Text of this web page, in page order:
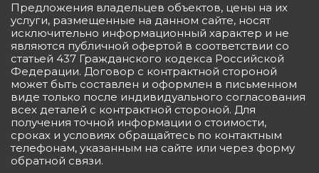
Предложения владельцев объектов, цены на их
услуги, размещенные на данном сайте, носят
исключительно информационный характер и не
являются публичной офертой в соответствии со
статьей 437 Гражданского кодекса Российской
Федерации. Договор с контрактной стороной
может быть составлен и оформлен в письменном
виде только после индивидуального согласования
всех деталей с контрактной стороной. Для
получения точной информации о стоимости,
сроках и условиях обращайтесь по контактным
телефонам, указанным на сайте или через форму
обратной связи.